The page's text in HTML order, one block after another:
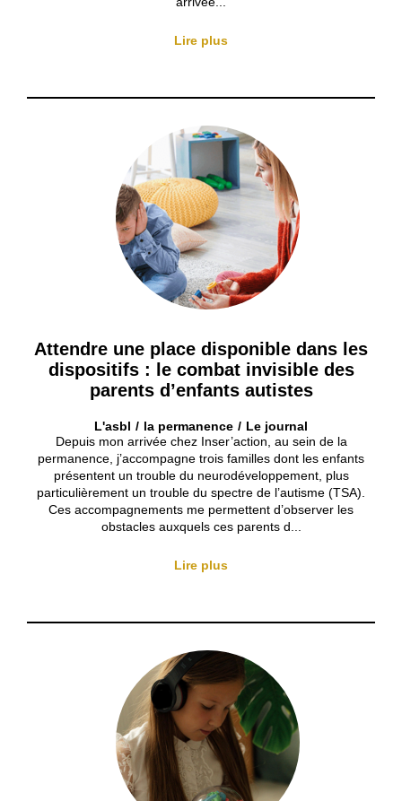
Lire plus
Attendre une place disponible dans les
dispositifs : le combat invisible des
parents d’enfants autistes
L'asbl la permanence
Le journal
Depuis mon arrivée chez Inser’action, au sein de la
permanence, j’accompagne trois familles dont les enfants
présentent un trouble du neurodéveloppement, plus
particulièrement un trouble du spectre de l’autisme (TSA).
Ces accompagnements me permettent d’observer les
obstacles auxquels ces parents d...
Lire plus